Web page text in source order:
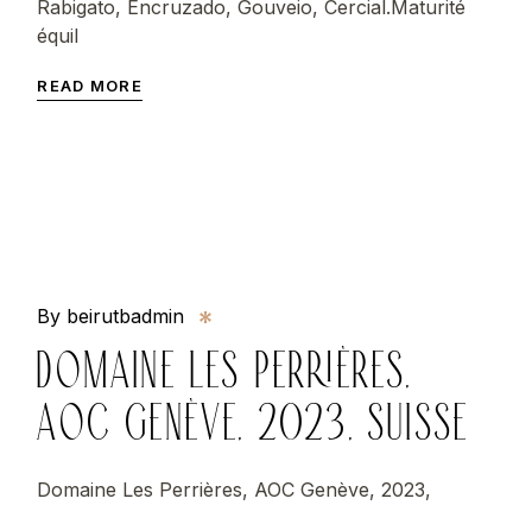
Rabigato, Encruzado, Gouveio, Cercial.Maturité
équil
READ MORE
By beirutbadmin
DOMAINE LES PERRIÈRES,
AOC GENÈVE, 2023, SUISSE
Domaine Les Perrières, AOC Genève, 2023,